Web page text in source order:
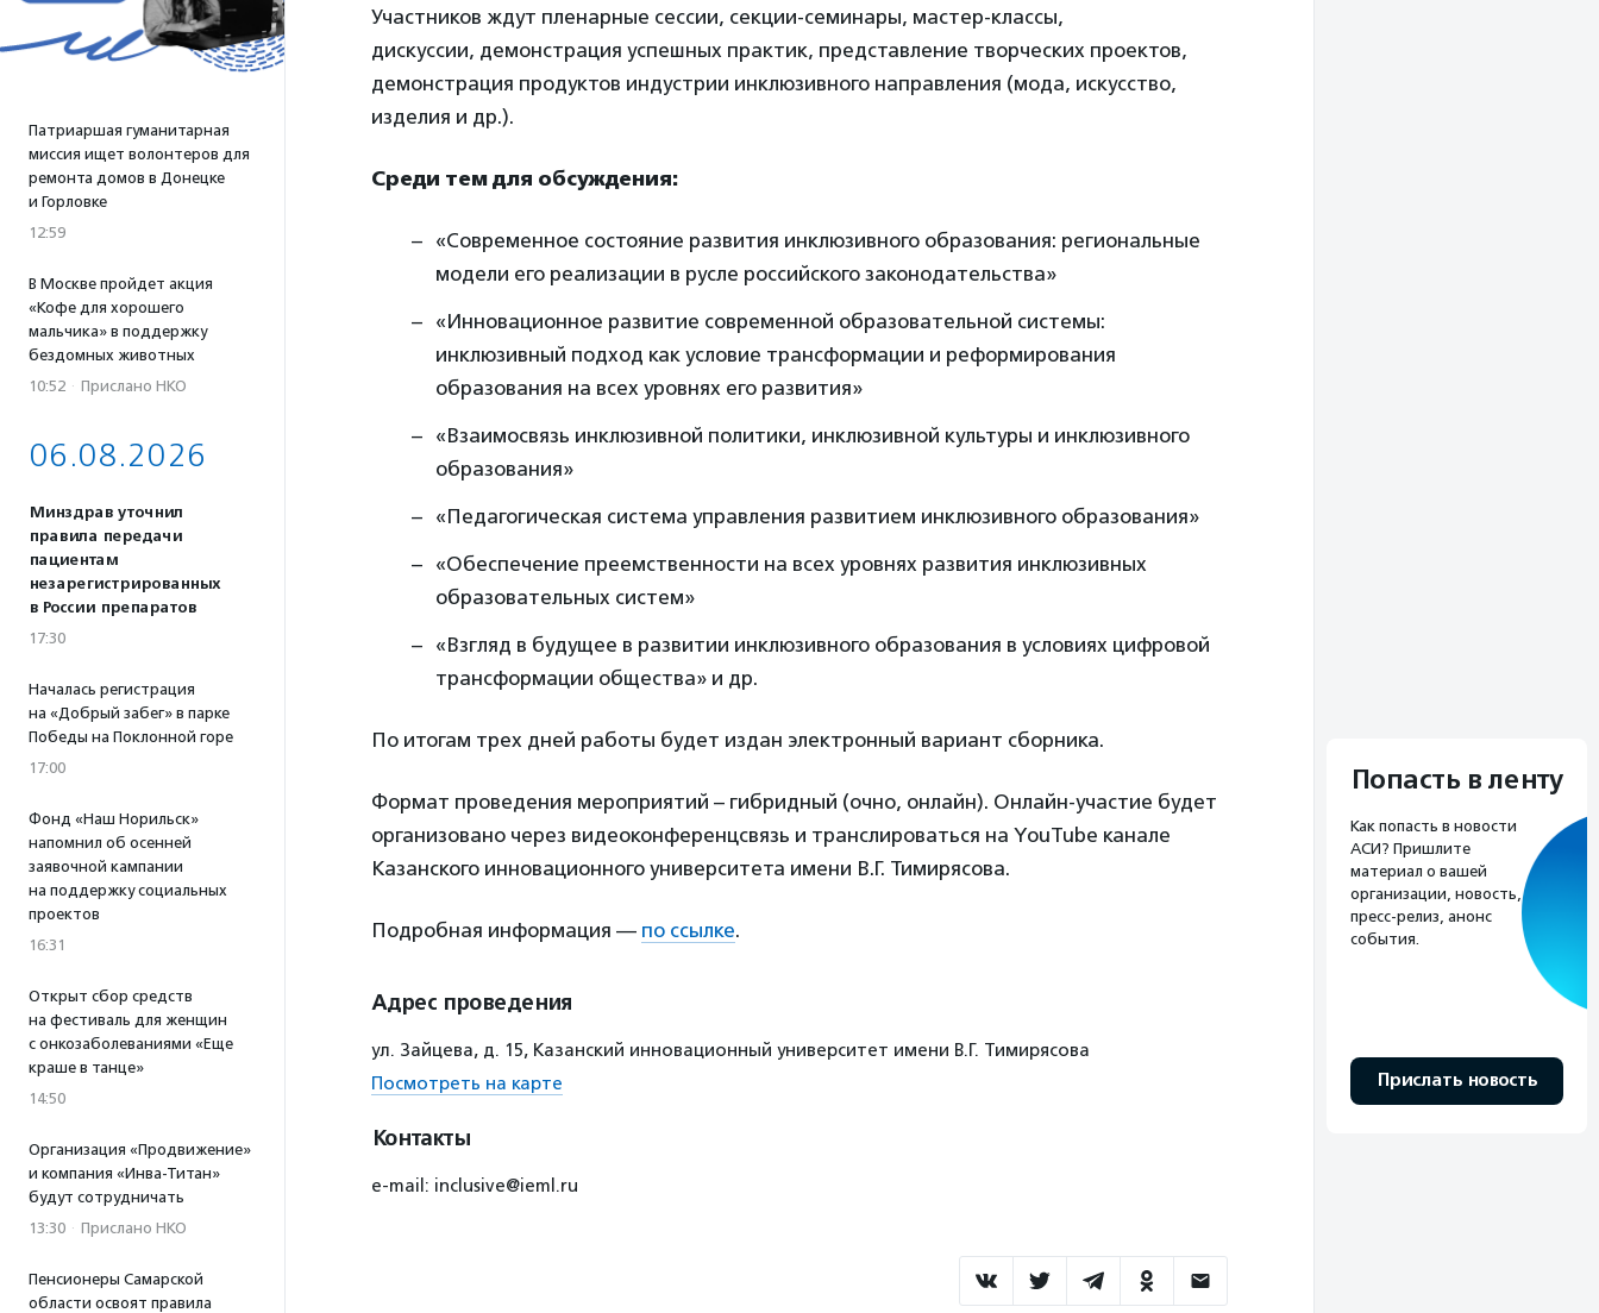
Патриаршая гуманитарная
миссия ищет волонтеров для
ремонта домов в Донецке
и Горловке
12:59
В Москве пройдет акция
«Кофе для хорошего
мальчика» в поддержку
бездомных животных
10:52 · Прислано НКО
06.08.2026
Минздрав уточнил
правила передачи
пациентам
незарегистрированных
в России препаратов
17:30
Началась регистрация
на «Добрый забег» в парке
Победы на Поклонной горе
17:00
Фонд «Наш Норильск»
напомнил об осенней
заявочной кампании
на поддержку социальных
проектов
16:31
Открыт сбор средств
на фестиваль для женщин
с онкозаболеваниями «Еще
краше в танце»
14:50
Организация «Продвижение»
и компания «Инва-Титан»
будут сотрудничать
13:30 · Прислано НКО
Пенсионеры Самарской
области освоят правила
Участников ждут пленарные сессии, секции-семинары, мастер-классы,
дискуссии, демонстрация успешных практик, представление творческих проектов,
демонстрация продуктов индустрии инклюзивного направления (мода, искусство,
изделия и др.).
Среди тем для обсуждения:
«Современное состояние развития инклюзивного образования: региональные
модели его реализации в русле российского законодательства»
«Инновационное развитие современной образовательной системы:
инклюзивный подход как условие трансформации и реформирования
образования на всех уровнях его развития»
«Взаимосвязь инклюзивной политики, инклюзивной культуры и инклюзивного
образования»
«Педагогическая система управления развитием инклюзивного образования»
«Обеспечение преемственности на всех уровнях развития инклюзивных
образовательных систем»
«Взгляд в будущее в развитии инклюзивного образования в условиях цифровой
трансформации общества» и др.
По итогам трех дней работы будет издан электронный вариант сборника.
Формат проведения мероприятий – гибридный (очно, онлайн). Онлайн-участие будет
организовано через видеоконференцсвязь и транслироваться на YouTube канале
Казанского инновационного университета имени В.Г. Тимирясова.
Подробная информация — по ссылке.
Адрес проведения
ул. Зайцева, д. 15, Казанский инновационный университет имени В.Г. Тимирясова
Посмотреть на карте
Контакты
e-mail: inclusive@ieml.ru
Попасть в ленту
Как попасть в новости
АСИ? Пришлите
материал о вашей
организации, новость,
пресс-релиз, анонс
события.
Прислать новость